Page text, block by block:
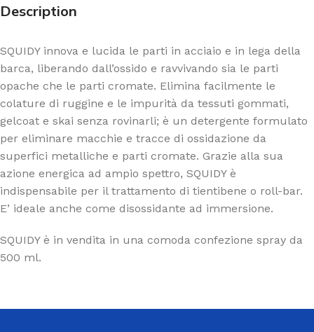
Description
SQUIDY innova e lucida le parti in acciaio e in lega della
barca, liberando dall’ossido e ravvivando sia le parti
opache che le parti cromate. Elimina facilmente le
colature di ruggine e le impurità da tessuti gommati,
gelcoat e skai senza rovinarli; è un detergente formulato
per eliminare macchie e tracce di ossidazione da
superfici metalliche e parti cromate. Grazie alla sua
azione energica ad ampio spettro, SQUIDY è
indispensabile per il trattamento di tientibene o roll-bar.
E’ ideale anche come disossidante ad immersione.
SQUIDY è in vendita in una comoda confezione spray da
500 ml.